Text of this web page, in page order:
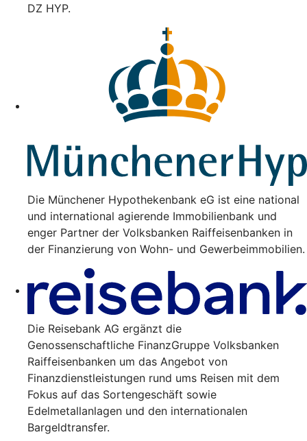
DZ HYP.
Die Münchener Hypothekenbank eG ist eine national
und international agierende Immobilienbank und
enger Partner der Volksbanken Raiffeisenbanken in
der Finanzierung von Wohn- und Gewerbeimmobilien.
Die Reisebank AG ergänzt die
Genossenschaftliche FinanzGruppe Volksbanken
Raiffeisenbanken um das Angebot von
Finanzdienstleistungen rund ums Reisen mit dem
Fokus auf das Sortengeschäft sowie
Edelmetallanlagen und den internationalen
Bargeldtransfer.